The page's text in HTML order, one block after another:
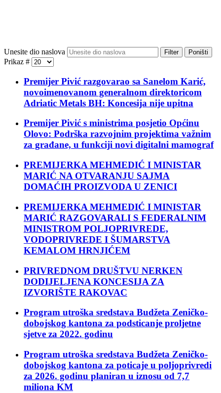
Unesite dio naslova Filter Poništi
Prikaz #
Premijer Pivić razgovarao sa Sanelom Karić,
novoimenovanom generalnom direktoricom
Adriatic Metals BH: Koncesija nije upitna
Premijer Pivić s ministrima posjetio Općinu
Olovo: Podrška razvojnim projektima važnim
za građane, u funkciji novi digitalni mamograf
PREMIJERKA MEHMEDIĆ I MINISTAR
MARIĆ NA OTVARANJU SAJMA
DOMAĆIH PROIZVODA U ZENICI
PREMIJERKA MEHMEDIĆ I MINISTAR
MARIĆ RAZGOVARALI S FEDERALNIM
MINISTROM POLJOPRIVREDE,
VODOPRIVREDE I ŠUMARSTVA
KEMALOM HRNJIĆEM
PRIVREDNOM DRUŠTVU NERKEN
DODIJELJENA KONCESIJA ZA
IZVORIŠTE RAKOVAC
Program utroška sredstava Budžeta Zeničko-
dobojskog kantona za podsticanje proljetne
sjetve za 2022. godinu
Program utroška sredstava Budžeta Zeničko-
dobojskog kantona za poticaje u poljoprivredi
za 2026. godinu planiran u iznosu od 7,7
miliona KM